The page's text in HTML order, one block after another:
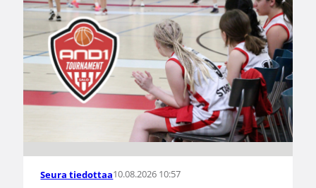
Seura tiedottaa10.08.2026 10:57